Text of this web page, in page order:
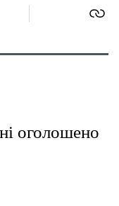
оголошено